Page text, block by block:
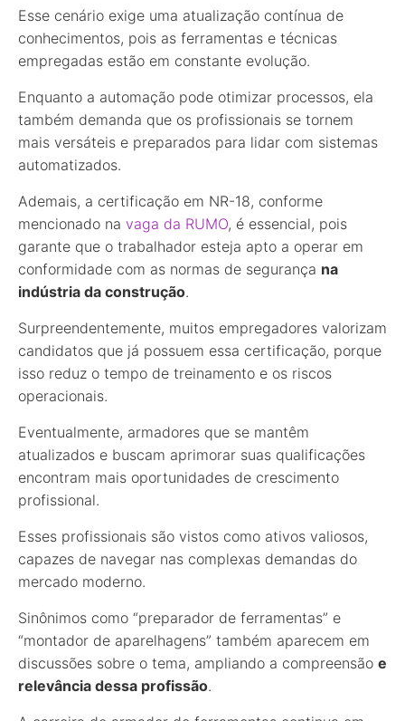
Esse cenário exige uma atualização contínua de
conhecimentos, pois as ferramentas e técnicas
empregadas estão em constante evolução.
Enquanto a automação pode otimizar processos, ela
também demanda que os profissionais se tornem
mais versáteis e preparados para lidar com sistemas
automatizados.
Ademais, a certificação em NR-18, conforme
mencionado na vaga da RUMO, é essencial, pois
garante que o trabalhador esteja apto a operar em
conformidade com as normas de segurança na
indústria da construção.
Surpreendentemente, muitos empregadores valorizam
candidatos que já possuem essa certificação, porque
isso reduz o tempo de treinamento e os riscos
operacionais.
Eventualmente, armadores que se mantêm
atualizados e buscam aprimorar suas qualificações
encontram mais oportunidades de crescimento
profissional.
Esses profissionais são vistos como ativos valiosos,
capazes de navegar nas complexas demandas do
mercado moderno.
Sinônimos como “preparador de ferramentas” e
“montador de aparelhagens” também aparecem em
discussões sobre o tema, ampliando a compreensão e
relevância dessa profissão.